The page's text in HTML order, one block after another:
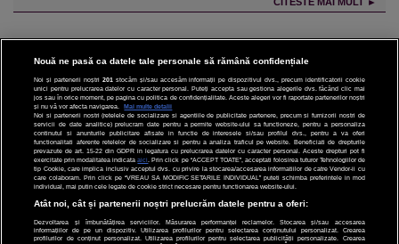
CINEMA
DIVERTISMENT
STIRI
TEHNOLOGIE
SPORT
Nouă ne pasă ca datele tale personale să rămână confidențiale
Noi și partenerii noștri 201 stocăm și/sau accesăm informații pe dispozitivul dvs., precum identificatorii cookie
unici pentru prelucrarea datelor cu caracter personal. Puteți accepta sau gestiona alegerile dvs. făcând clic mai
jos sau în orice moment, pe pagina cu politica de confidențialitate. Aceste alegeri vor fi raportate partenerilor noștri
și nu vă vor afecta navigarea.
Mai multe detalii
Noi si partenerii nostri (retelele de socializare si agentiile de publicitate partenere, precum si furnizorii nostri de
servicii de date analitice) prelucram date pentru a permite website-ului sa functioneze, pentru a personaliza
continutul si anunturile publicitare afisate in functie de interesele si/sau profilul dvs., pentru a va oferi
functionalitati aferente retelelor de socializare si pentru a analiza traficul pe website. Beneficiati de drepturile
prevazute de art. 15-22 din GDPR in legatura cu prelucrarea datelor cu caracter personal. Aceste drepturi pot fi
exercitate prin modalitatea indicataaici . Prin click pe “ACCEPT TOATE”, acceptati folosirea tuturor Tehnologiilor de
tip Cookie, care implica inclusiv acceptul dvs. cu privire la stocarea/accesarea informatiilor de catre Vendor-ii cu
care colaboram. Prin click pe “VREAU SA MODIFIC SETARILE INDIVIDUAL” puteti schimba preferintele in mod
individual, mai putin cele legate de cookie strict necesare pentru functionarea website-ului.
Atât noi, cât și partenerii noștri prelucrăm datele pentru a oferi:
Dezvoltarea și îmbunătățirea serviciilor. Măsurarea performanței reclamelor. Stocarea și/sau accesarea
informațiilor de pe un dispozitiv. Utilizarea profilurilor pentru selectarea conținutului personalizat. Crearea
profilurilor de conținut personalizat. Utilizarea profilurilor pentru selectarea publicității personalizate. Crearea